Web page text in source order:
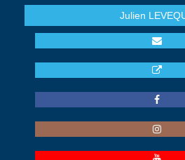
Julien